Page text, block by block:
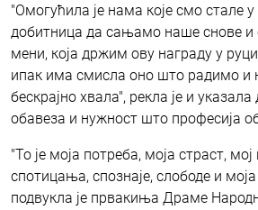
"Омогућила је нама које смо стале
добитница да сањамо наше снове и
мени, која држим ову награду у
ипак има смисла оно што радимо и
бескрајно хвала", рекла је и
обавеза и нужност што професија
"То је моја потреба, моја страст,
спотицања, спознаје, слободе и
подвукла је првакиња Драме